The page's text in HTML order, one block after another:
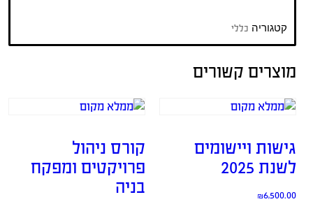
קטגוריה כללי
מוצרים קשורים
גישות ויישומים
לשנת 2025
₪6,500.00
קורס ניהול
פרויקטים ומפקח
בניה